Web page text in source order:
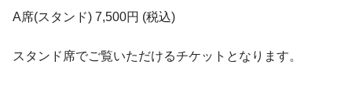
A席(スタンド) 7,500円 (税込)
スタンド席でご覧いただけるチケットとなります。